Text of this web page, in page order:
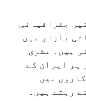
جغرافیائی
بازار میں
ہیں۔ مشرق
پر ایران کے
میں
رہتے ہیں۔